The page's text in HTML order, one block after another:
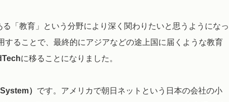
「教育」という分野により深く関わりたいと思うようになっ
ることで、最終的にアジアなどの途上国に届くような教育
に移ることになりました。
） です。アメリカで朝日ネットという日本の会社の小